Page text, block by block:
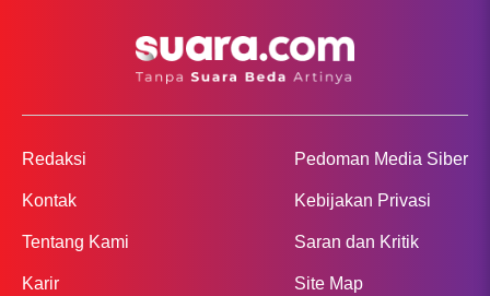
Redaksi
Kontak
Tentang Kami
Karir
Pedoman Media Siber
Kebijakan Privasi
Saran dan Kritik
Site Map